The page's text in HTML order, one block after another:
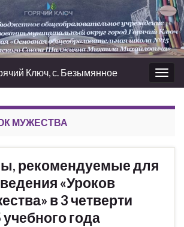
Вкл/
выкл
Ключ, с. Безымянное
МУЖЕСТВА
рекомендуемые для
«Уроков
в 3 четверти
года